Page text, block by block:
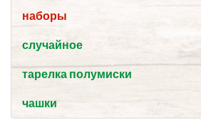
наборы
случайное
тарелка полумиски
чашки